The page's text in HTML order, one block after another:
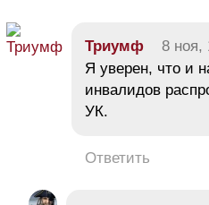
Триумф 8 ноя,
Я уверен, что и
инвалидов
УК.
Ответить